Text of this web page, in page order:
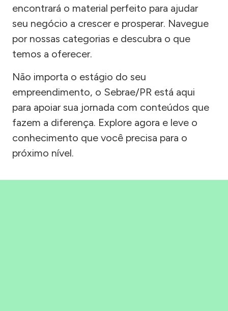
encontrará o material perfeito para ajudar
seu negócio a crescer e prosperar. Navegue
por nossas categorias e descubra o que
temos a oferecer.
Não importa o estágio do seu
empreendimento, o Sebrae/PR está aqui
para apoiar sua jornada com conteúdos que
fazem a diferença. Explore agora e leve o
conhecimento que você precisa para o
próximo nível.